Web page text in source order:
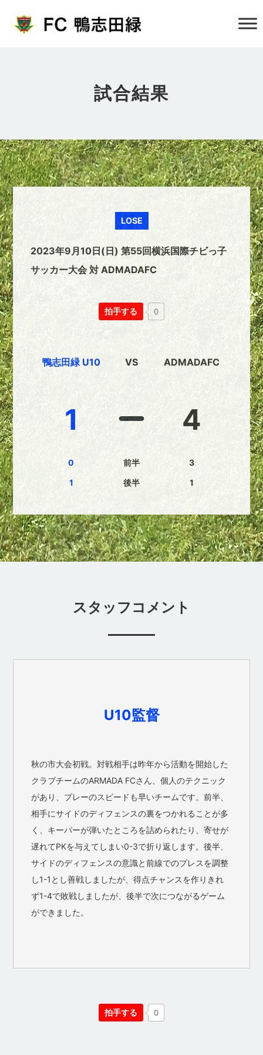
試合結果
LOSE
2023年9月10日(日) 第55回横浜国際チビっ子
サッカー大会 対 ADMADAFC
拍手する 0
鴨志田緑 U10
1
0
1
VS
前半
後半
ADMADAFC
4
3
1
スタッフコメント
U10監督
秋の市大会初戦。対戦相手は昨年から活動を開始した
クラブチームのARMADA FCさん、個人のテクニック
があり、プレーのスピードも早いチームです。前半、
相手にサイドのディフェンスの裏をつかれることが多
く、キーパーが弾いたところを詰められたり、寄せが
遅れてPKを与えてしまい0-3で折り返します。後半、
サイドのディフェンスの意識と前線でのプレスを調整
し1-1とし善戦しましたが、得点チャンスを作りきれ
ず1-4で敗戦しましたが、後半で次につながるゲーム
ができました。
拍手する 0